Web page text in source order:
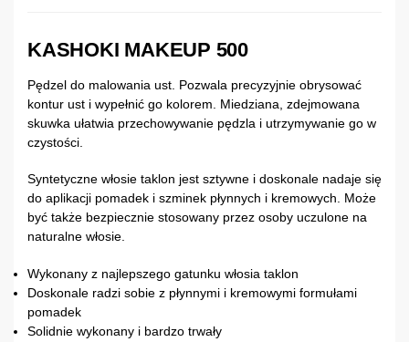
KASHOKI MAKEUP 500
Pędzel do malowania ust. Pozwala precyzyjnie obrysować
kontur ust i wypełnić go kolorem. Miedziana, zdejmowana
skuwka ułatwia przechowywanie pędzla i utrzymywanie go w
czystości.
Syntetyczne włosie taklon jest sztywne i doskonale nadaje się
do aplikacji pomadek i szminek płynnych i kremowych. Może
być także bezpiecznie stosowany przez osoby uczulone na
naturalne włosie.
Wykonany z najlepszego gatunku włosia taklon
Doskonale radzi sobie z płynnymi i kremowymi formułami
pomadek
Solidnie wykonany i bardzo trwały